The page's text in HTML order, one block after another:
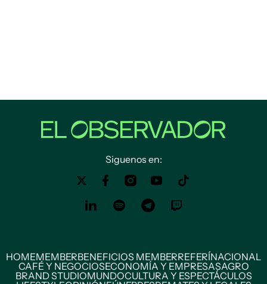
Siguenos en:
HOMEMEMBERBENEFICIOS MEMBERREFERÍNACIONAL
CAFÉ Y NEGOCIOSECONOMÍA Y EMPRESASAGRO
BRAND STUDIOMUNDOCULTURA Y ESPECTÁCULOS